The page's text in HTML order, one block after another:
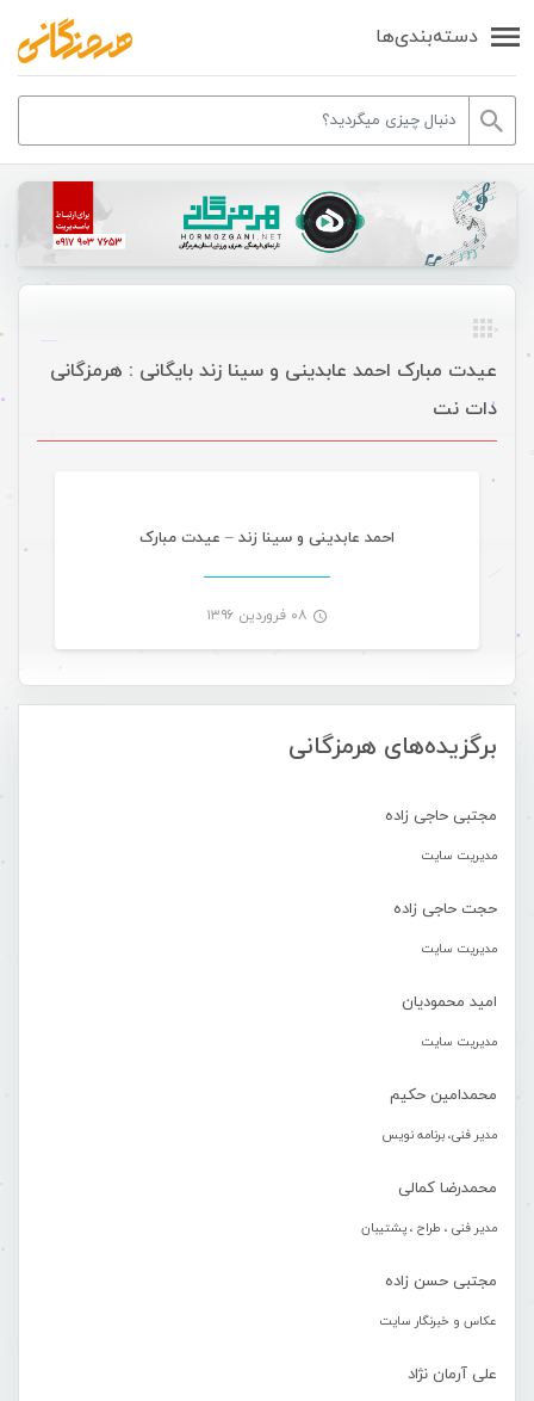
دسته‌بندی‌ها
برگزیده‌های هرمزگانی
مجتبی حاجی زاده
مدیریت سایت
حجت حاجی زاده
مدیریت سایت
امید محمودیان
مدیریت سایت
محمدامین حکیم
مدیر فنی، برنامه نویس
محمدرضا کمالی
مدیر فنی ، طراح ، پشتیبان
مجتبی حسن زاده
عکاس و خبرنگار سایت
علی آرمان نژاد
عیدت مبارک احمد عابدینی و سینا زند بایگانی : هرمزگانی
دات نت
احمد عابدینی و سینا زند – عیدت مبارک
۰۸ فروردین ۱۳۹۶